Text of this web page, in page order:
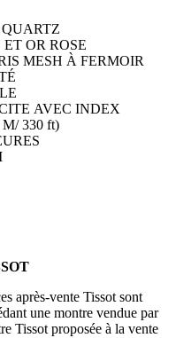
OR ROSE
MESH À FERMOIR
AVEC INDEX
330 ft)
après-vente Tissot sont
une montre vendue par
Tissot proposée à la vente